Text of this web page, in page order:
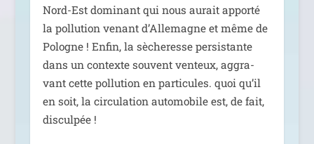
Nord-Est domi­nant qui nous aurait appor­té
la pol­lu­tion venant d’Allemagne et même de
Pologne ! Enfin, la sèche­resse per­sis­tante
dans un contexte sou­vent ven­teux, aggra­
vant cette pol­lu­tion en par­ti­cules. quoi qu’il
en soit, la cir­cu­la­tion auto­mo­bile est, de fait,
disculpée !